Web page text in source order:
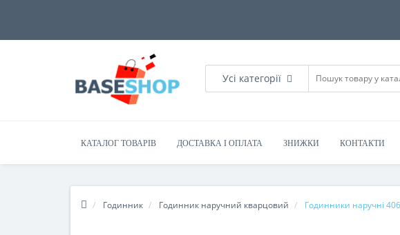
Усі категорії
КАТАЛОГ ТОВАРІВ ДОСТАВКА І ОПЛАТА ЗНИЖКИ КОНТАКТИ
Годинник Годинник наручний кварцовий Годинники наручні